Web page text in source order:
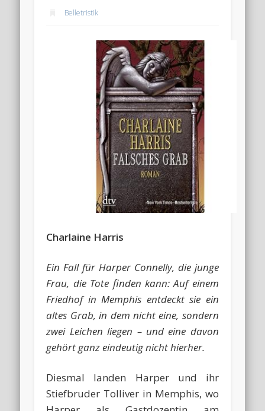
Belletristik
Charlaine Harris
Ein Fall für Harper Connelly, die junge
Frau, die Tote finden kann: Auf einem
Friedhof in Memphis entdeckt sie ein
altes Grab, in dem nicht eine, sondern
zwei Leichen liegen – und eine davon
gehört ganz eindeutig nicht hierher.
Diesmal landen Harper und ihr
Stiefbruder Tolliver in Memphis, wo